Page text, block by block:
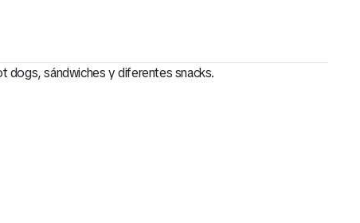
dogs, sándwiches y diferentes snacks.